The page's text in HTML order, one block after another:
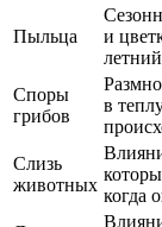
Пыльца
и
Споры
грибов
в
Слизь
животных
когда